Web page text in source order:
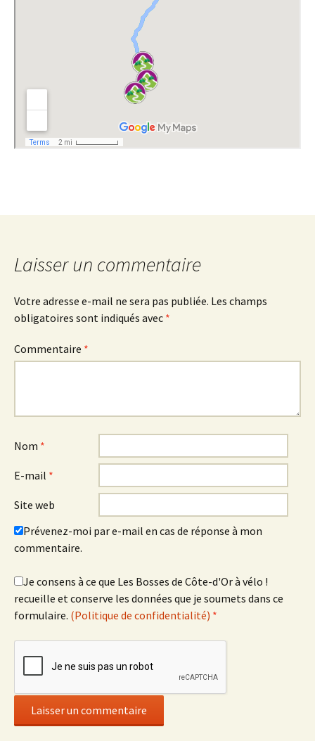
Laisser un commentaire
Votre adresse e-mail ne sera pas publiée. Les champs
obligatoires sont indiqués avec *
Commentaire *
Nom *
E-mail *
Site web
Prévenez-moi par e-mail en cas de réponse à mon
commentaire.
Je consens à ce que Les Bosses de Côte-d'Or à vélo !
recueille et conserve les données que je soumets dans ce
formulaire. (Politique de confidentialité) *